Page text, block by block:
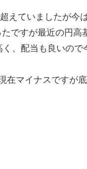
えていましたが今
ですが最近の円高
、配当も良いので
在マイナスですが